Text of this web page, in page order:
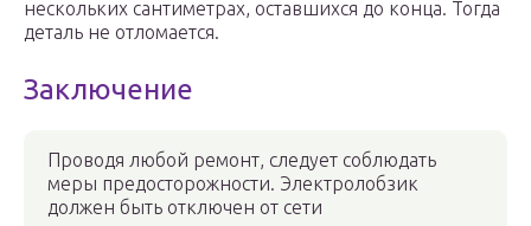
нескольких сантиметрах, оставшихся до конца. Тогда
деталь не отломается.
Заключение
Проводя любой ремонт, следует соблюдать
меры предосторожности. Электролобзик
должен быть отключен от сети